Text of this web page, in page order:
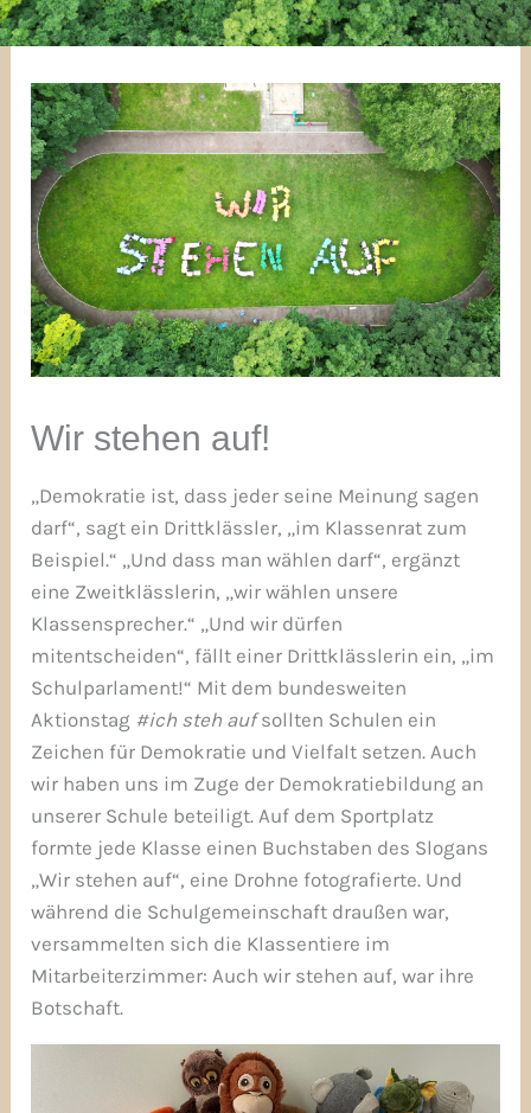
Wir stehen auf!
„Demokratie ist, dass jeder seine Meinung sagen
darf“, sagt ein Drittklässler, „im Klassenrat zum
Beispiel.“ „Und dass man wählen darf“, ergänzt
eine Zweitklässlerin, „wir wählen unsere
Klassensprecher.“ „Und wir dürfen
mitentscheiden“, fällt einer Drittklässlerin ein, „im
Schulparlament!“ Mit dem bundesweiten
Aktionstag #ich steh aufsollten Schulen ein
Zeichen für Demokratie und Vielfalt setzen. Auch
wir haben uns im Zuge der Demokratiebildung an
unserer Schule beteiligt. Auf dem Sportplatz
formte jede Klasse einen Buchstaben des Slogans
„Wir stehen auf“, eine Drohne fotografierte. Und
während die Schulgemeinschaft draußen war,
versammelten sich die Klassentiere im
Mitarbeiterzimmer: Auch wir stehen auf, war ihre
Botschaft.